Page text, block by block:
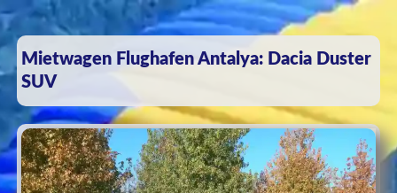
Mietwagen Flughafen Antalya: Dacia Duster
SUV